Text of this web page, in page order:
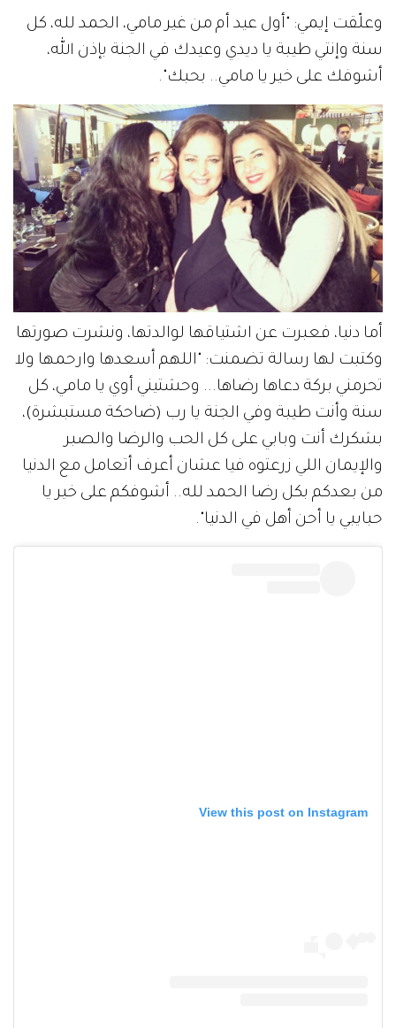
وعلّقت إيمي: "أول عيد أم من غير مامي، الحمد لله، كل
سنة وإنتي طيبة يا ديدي وعيدك في الجنة بإذن الله،
أشوفك على خير يا مامي.. بحبك".
أما دنيا، فعبرت عن اشتياقها لوالدتها، ونشرت صورتها
وكتبت لها رسالة تضمنت: "اللهم أسعدها وارحمها ولا
تحرمني بركة دعاها رضاها... وحشتيني أوي يا مامي، كل
سنة وأنت طيبة وفي الجنة يا رب (ضاحكة مستبشرة)،
بشكرك أنت وبابي على كل الحب والرضا والصبر
والإيمان اللي زرعتوه فيا عشان أعرف أتعامل مع الدنيا
من بعدكم بكل رضا الحمد لله.. أشوفكم على خير يا
حبايبي يا أحن أهل في الدنيا".
View this post on Instagram